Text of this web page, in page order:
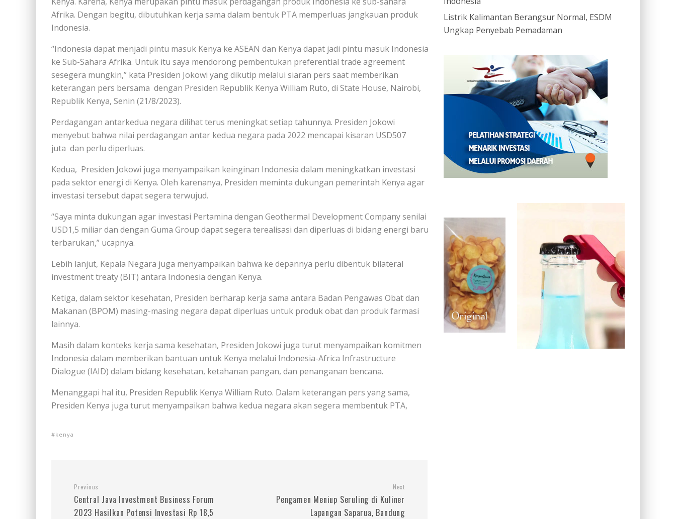
Afrika. Dengan begitu, dibutuhkan kerja sama dalam bentuk PTA memperluas jangkauan produk
Indonesia.
“Indonesia dapat menjadi pintu masuk Kenya ke ASEAN dan Kenya dapat jadi pintu masuk Indonesia
ke Sub-Sahara Afrika. Untuk itu saya mendorong pembentukan preferential trade agreement
sesegera mungkin,” kata Presiden Jokowi yang dikutip melalui siaran pers saat memberikan
keterangan pers bersama dengan Presiden Republik Kenya William Ruto, di State House, Nairobi,
Republik Kenya, Senin (21/8/2023).
Perdagangan antarkedua negara dilihat terus meningkat setiap tahunnya. Presiden Jokowi
menyebut bahwa nilai perdagangan antar kedua negara pada 2022 mencapai kisaran USD507
juta dan perlu diperluas.
Kedua, Presiden Jokowi juga menyampaikan keinginan Indonesia dalam meningkatkan investasi
pada sektor energi di Kenya. Oleh karenanya, Presiden meminta dukungan pemerintah Kenya agar
investasi tersebut dapat segera terwujud.
“Saya minta dukungan agar investasi Pertamina dengan Geothermal Development Company senilai
USD1,5 miliar dan dengan Guma Group dapat segera terealisasi dan diperluas di bidang energi baru
terbarukan,” ucapnya.
Lebih lanjut, Kepala Negara juga menyampaikan bahwa ke depannya perlu dibentuk bilateral
investment treaty (BIT) antara Indonesia dengan Kenya.
Ketiga, dalam sektor kesehatan, Presiden berharap kerja sama antara Badan Pengawas Obat dan
Makanan (BPOM) masing-masing negara dapat diperluas untuk produk obat dan produk farmasi
lainnya.
Masih dalam konteks kerja sama kesehatan, Presiden Jokowi juga turut menyampaikan komitmen
Indonesia dalam memberikan bantuan untuk Kenya melalui Indonesia-Africa Infrastructure
Dialogue (IAID) dalam bidang kesehatan, ketahanan pangan, dan penanganan bencana.
Menanggapi hal itu, Presiden Republik Kenya William Ruto. Dalam keterangan pers yang sama,
Presiden Kenya juga turut menyampaikan bahwa kedua negara akan segera membentuk PTA,
kenya
Previous
Central Java Investment Business Forum
2023 Hasilkan Potensi Investasi Rp 18,5
Next
Pengamen Meniup Seruling di Kuliner
Lapangan Saparua, Bandung
Listrik Kalimantan Berangsur Normal, ESDM
Ungkap Penyebab Pemadaman